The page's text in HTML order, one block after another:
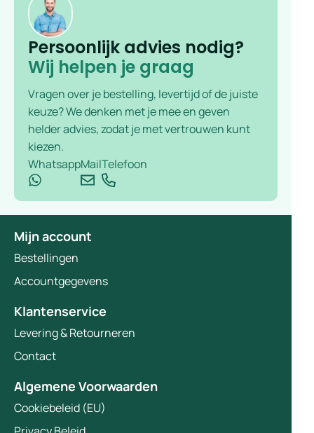
Persoonlijk advies nodig?
Wij helpen je graag
Vragen over je bestelling, levertijd of de juiste
keuze? We denken met je mee en geven
helder advies, zodat je met vertrouwen kunt
kiezen.
WhatsappMailTelefoon
Mijn account
Bestellingen
Accountgegevens
Klantenservice
Levering & Retourneren
Contact
Algemene Voorwaarden
Cookiebeleid (EU)